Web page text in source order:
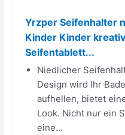
Yrzper Seifenhalter
Kinder Kinder
Seifentablett...
Niedlicher
Design wird Ihr
aufhellen, bietet
Look. Nicht nur ein
eine...